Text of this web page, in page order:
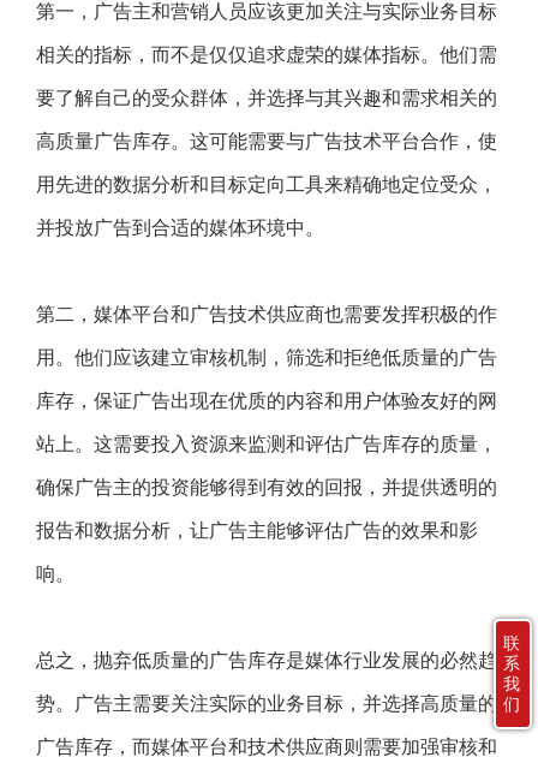
第一，广告主和营销人员应该更加关注与实际业务目标
相关的指标，而不是仅仅追求虚荣的媒体指标。他们需
要了解自己的受众群体，并选择与其兴趣和需求相关的
高质量广告库存。这可能需要与广告技术平台合作，使
用先进的数据分析和目标定向工具来精确地定位受众，
并投放广告到合适的媒体环境中。
第二，媒体平台和广告技术供应商也需要发挥积极的作
用。他们应该建立审核机制，筛选和拒绝低质量的广告
库存，保证广告出现在优质的内容和用户体验友好的网
站上。这需要投入资源来监测和评估广告库存的质量，
确保广告主的投资能够得到有效的回报，并提供透明的
报告和数据分析，让广告主能够评估广告的效果和影
响。
总之，抛弃低质量的广告库存是媒体行业发展的必然趋
势。广告主需要关注实际的业务目标，并选择高质量的
广告库存，而媒体平台和技术供应商则需要加强审核和
联
系
我
们